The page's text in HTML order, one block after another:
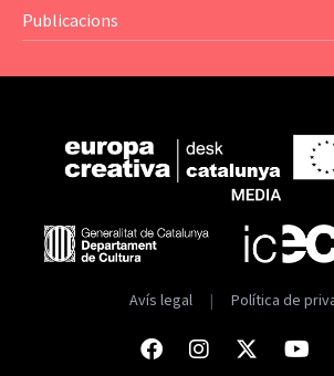
Publicacions
Avís legal | Política de
FacebookInstagram
Twitter